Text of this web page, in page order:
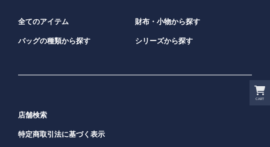
CART
全てのアイテム 財布・小物から探す
バッグの種類から探す シリーズから探す
店舗検索
特定商取引法に基づく表示